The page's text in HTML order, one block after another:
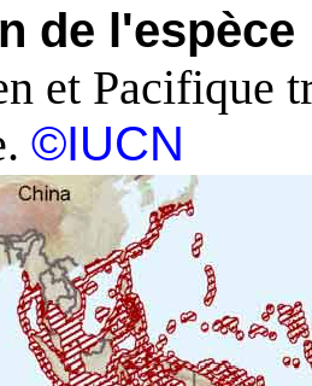
de l'espèce
et Pacifique
©IUCN